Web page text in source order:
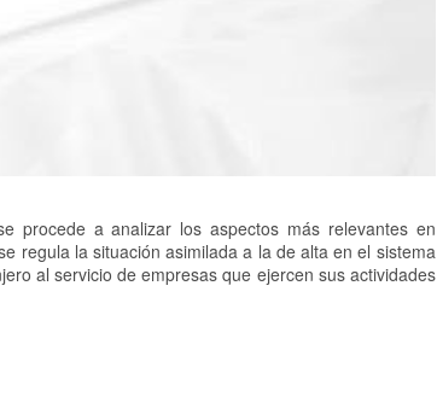
procede a analizar los aspectos más relevantes en
regula la situación asimilada a la de alta en el sistema
al servicio de empresas que ejercen sus actividades